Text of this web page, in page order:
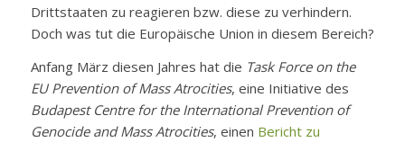
Drittstaaten zu reagieren bzw. diese zu verhindern.
Doch was tut die Europäische Union in diesem Bereich?
Anfang März diesen Jahres hat die Task Force on the
EU Prevention of Mass Atrocities, eine Initiative des
Budapest Centre for the International Prevention of
Genocide and Mass Atrocities, einen Bericht zu